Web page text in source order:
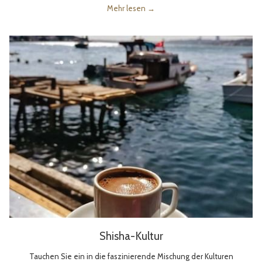
Mehr lesen
Shisha-Kultur
Tauchen Sie ein in die faszinierende Mischung der Kulturen